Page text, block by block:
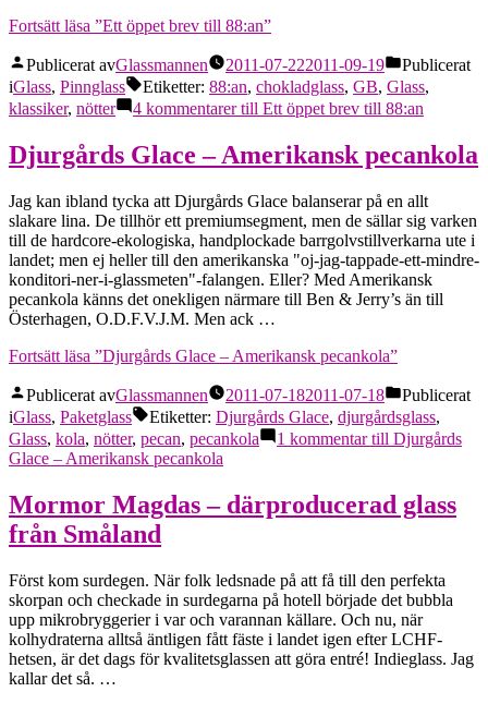
Fortsätt läsa ”Ett öppet brev till 88:an”
Publicerat avGlassmannen 2011-07-222011-09-19
Publicerat
iGlass, Pinnglass Etiketter: 88:an, chokladglass, GB, Glass,
klassiker, nötter 4 kommentarertill Ett öppet brev till 88:an
Djurgårds Glace – Amerikansk pecankola
Jag kan ibland tycka att Djurgårds Glace balanserar på en allt
slakare lina. De tillhör ett premiumsegment, men de sällar sig varken
till de hardcore-ekologiska, handplockade barrgolvstillverkarna ute i
landet; men ej heller till den amerikanska "oj-jag-tappade-ett-mindre-
konditori-ner-i-glassmeten"-falangen. Eller? Med Amerikansk
pecankola känns det onekligen närmare till Ben & Jerry’s än till
Österhagen, O.D.F.V.J.M. Men ack …
Fortsätt läsa ”Djurgårds Glace – Amerikansk pecankola”
Publicerat avGlassmannen 2011-07-182011-07-18
Publicerat
iGlass, Paketglass Etiketter: Djurgårds Glace, djurgårdsglass,
Glass, kola, nötter, pecan, pecankola 1 kommentartill Djurgårds
Glace – Amerikansk pecankola
Mormor Magdas – därproducerad glass
från Småland
Först kom surdegen. När folk ledsnade på att få till den perfekta
skorpan och checkade in surdegarna på hotell började det bubbla
upp mikrobryggerier i var och varannan källare. Och nu, när
kolhydraterna alltså äntligen fått fäste i landet igen efter LCHF-
hetsen, är det dags för kvalitetsglassen att göra entré! Indieglass. Jag
kallar det så. …